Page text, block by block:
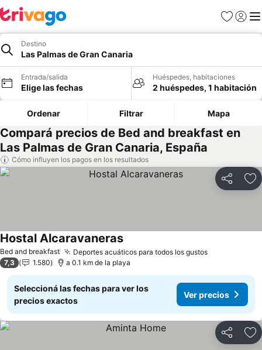
Favoritos
Iniciar
Destino
Las Palmas de Gran Canaria
Entrada/salida
Elige las fechas
Huéspedes, habitaciones
2 huéspedes, 1 habitación
Ordenar Filtrar Mapa
Compará precios de Bed and breakfast en
Las Palmas de Gran Canaria, España
Cómo influyen los pagos en los resultados
Compartir
Bed and breakfast Deportes acuáticos para todos los gustos
Hostal Alcaravaneras
7,3 1.580 a 0.1 km de la playa
Seleccioná las fechas para ver los
precios exactos
Ver precios
Compartir